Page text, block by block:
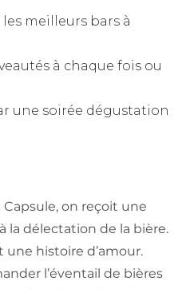
meilleurs bars à
à chaque fois ou
une soirée dégustation
on reçoit une
la délectation de la bière.
une histoire d’amour.
l’éventail de bières